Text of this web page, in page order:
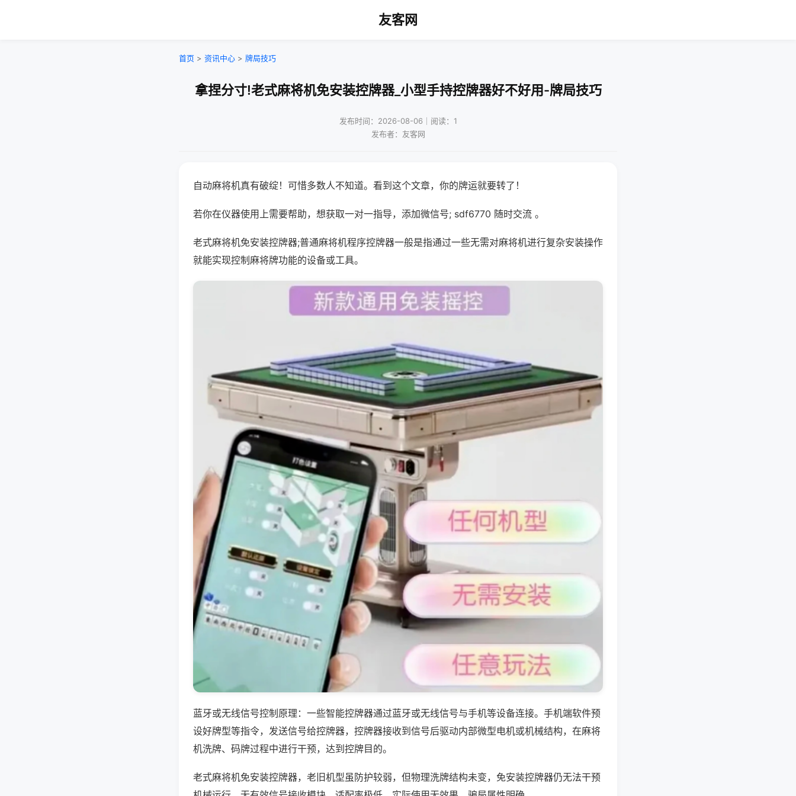
友客网
首页 > 资讯中心 > 牌局技巧
拿捏分寸!老式麻将机免安装控牌器_小型手持控牌器好不好用-牌局技巧
发布时间：2026-08-06｜阅读：1
发布者：友客网
自动麻将机真有破绽！可惜多数人不知道。看到这个文章，你的牌运就要转了！
若你在仪器使用上需要帮助，想获取一对一指导，添加微信号; sdf6770 随时交流 。
老式麻将机免安装控牌器;普通麻将机程序控牌器一般是指通过一些无需对麻将机进行复杂安装操作
就能实现控制麻将牌功能的设备或工具。
蓝牙或无线信号控制原理：一些智能控牌器通过蓝牙或无线信号与手机等设备连接。手机端软件预
设好牌型等指令，发送信号给控牌器，控牌器接收到信号后驱动内部微型电机或机械结构，在麻将
机洗牌、码牌过程中进行干预，达到控牌目的。
老式麻将机免安装控牌器，老旧机型虽防护较弱，但物理洗牌结构未变，免安装控牌器仍无法干预